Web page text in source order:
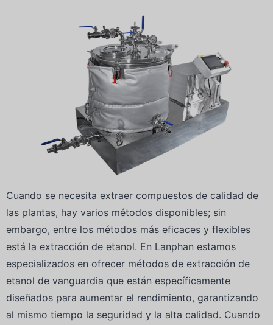
Cuando se necesita extraer compuestos de calidad de
las plantas, hay varios métodos disponibles; sin
embargo, entre los métodos más eficaces y flexibles
está la extracción de etanol. En Lanphan estamos
especializados en ofrecer métodos de extracción de
etanol de vanguardia que están específicamente
diseñados para aumentar el rendimiento, garantizando
al mismo tiempo la seguridad y la alta calidad. Cuando